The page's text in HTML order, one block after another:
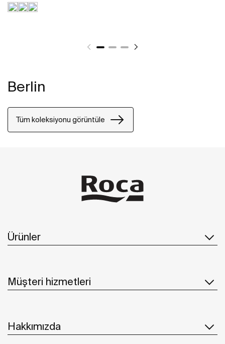
Berlin
Tüm koleksiyonu görüntüle
Ürünler
Müşteri hizmetleri
Hakkımızda